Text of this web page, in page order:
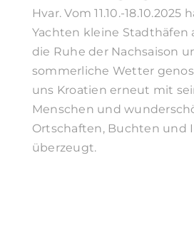
Hvar. Vom 11.10.-
Yachten kleine Stadthäfen
die Ruhe der Nachsaison
sommerliche Wetter
uns Kroatien erneut mit
Menschen und
Ortschaften, Buchten und
überzeugt.